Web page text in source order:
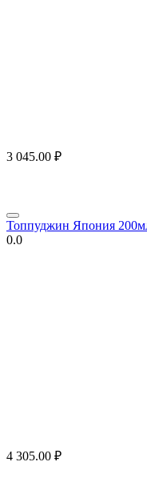
3 045.00 ₽
Топпуджин Япония
0.0
4 305.00 ₽